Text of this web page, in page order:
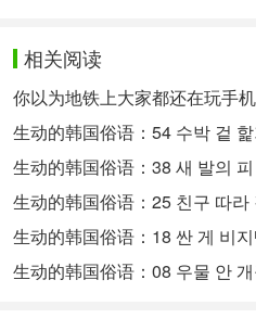
相关阅读
你以为地铁上大家都还在玩手
生动的韩国俗语：54 수박 겉
生动的韩国俗语：38 새 발의 피
生动的韩国俗语：25 친구 따라
生动的韩国俗语：18 싼 게 비
生动的韩国俗语：08 우물 안